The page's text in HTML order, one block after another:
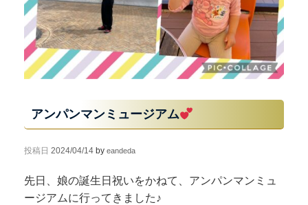
アンパンマンミュージアム
投稿日 2024/04/14 by eandeda
先日、娘の誕生日祝いをかねて、アンパンマンミュ
ージアムに行ってきました♪